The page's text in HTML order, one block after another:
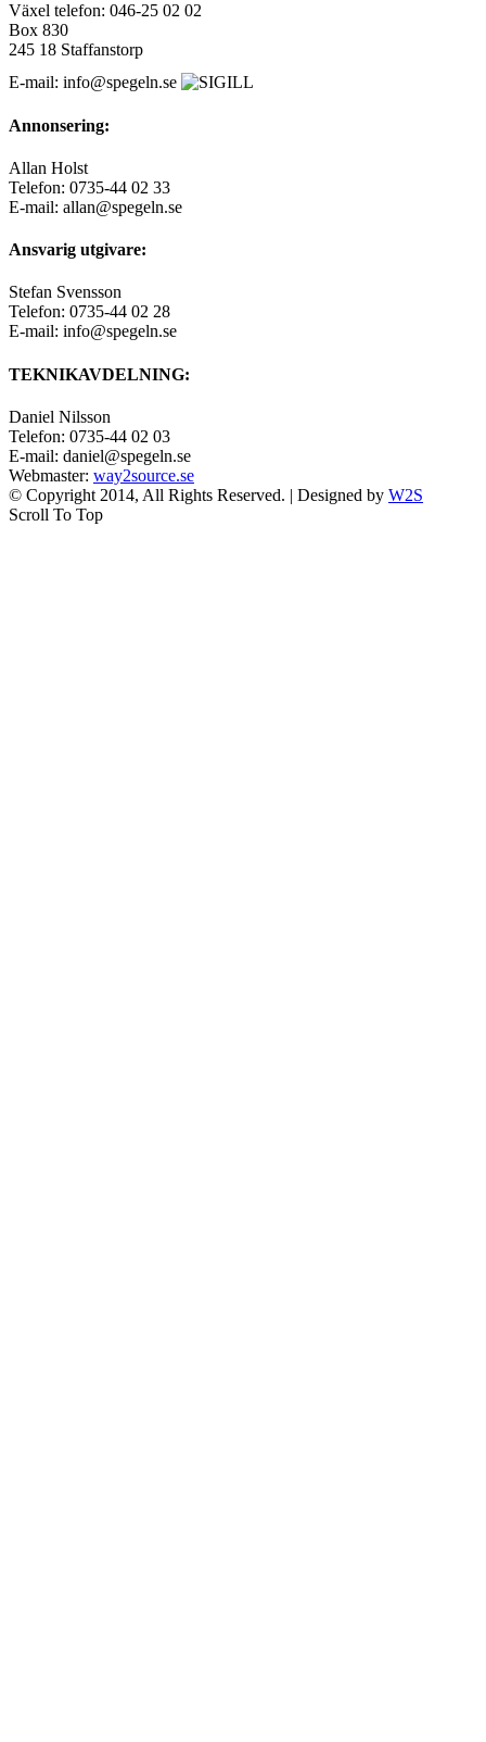
Växel telefon: 046-25 02 02
Box 830
245 18 Staffanstorp
E-mail: info@spegeln.se
Annonsering:
Allan Holst
Telefon: 0735-44 02 33
E-mail: allan@spegeln.se
Ansvarig utgivare:
Stefan Svensson
Telefon: 0735-44 02 28
E-mail: info@spegeln.se
TEKNIKAVDELNING:
Daniel Nilsson
Telefon: 0735-44 02 03
E-mail: daniel@spegeln.se
Webmaster: way2source.se
© Copyright 2014, All Rights Reserved. | Designed by W2S
Scroll To Top